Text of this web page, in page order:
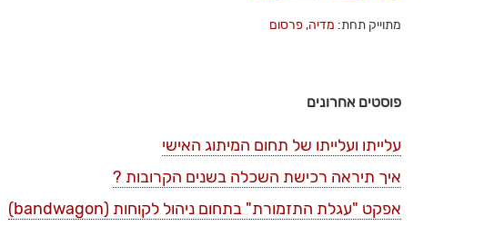
מתוייק תחת: מדיה, פרסום
פוסטים אחרונים
עלייתו ועלייתו של תחום המיתוג האישי
איך תיראה רכישת השכלה בשנים הקרובות ?
אפקט "עגלת התזמורת" בתחום ניהול לקוחות (bandwagon)